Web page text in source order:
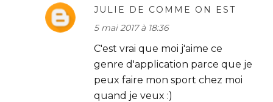
JULIE DE COMME ON EST
5 mai 2017 à 18:36
C'est vrai que moi j'aime ce
genre d'application parce que je
peux faire mon sport chez moi
quand je veux :)